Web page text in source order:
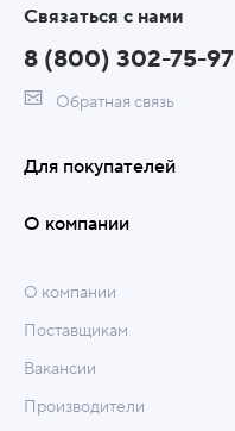
Связаться с нами
8 (800) 302-75-97
Обратная связь
Для покупателей
О компании
О компании
Поставщикам
Вакансии
Производители